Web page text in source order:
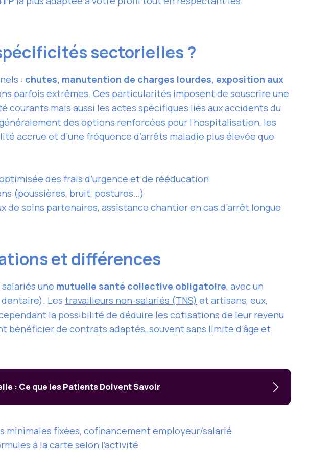
sectorielles ?
: chutes, manutention de charges lourdes, exposition aux
parfois extrêmes. Ces particularités imposent de souscrire une
courants mais aussi les actes spécifiques liés aux accidents du
des options renforcées pour l’hospitalisation, les
accrue et d’une fréquence d’arrêts maladie plus élevée que
des frais d’urgence et de rééducation.
(poussières, bruit, postures…)
de soins partenaires, assistance chantier en cas d’arrêt longue
et différences
une mutuelle santé collective obligatoire, avec un
Les travailleurs non-salariés (TNS) et artisans, eux,
la possibilité de déduire les cotisations de leur revenu
bénéficier de contrats adaptés, souvent sans limite d’âge et
: Ce que les Patients Doivent Savoir
minimales fixées, cofinancement employeur/salarié
à la carte selon l’activité